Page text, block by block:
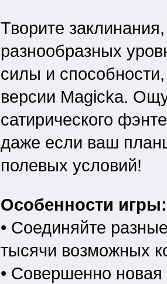
Творите
разнообразных
силы и
версии Magicka.
сатирического
даже если ваш
полевых условий!
Особенности игры:
• Соединяйте
тысячи возможных
• Совершенно